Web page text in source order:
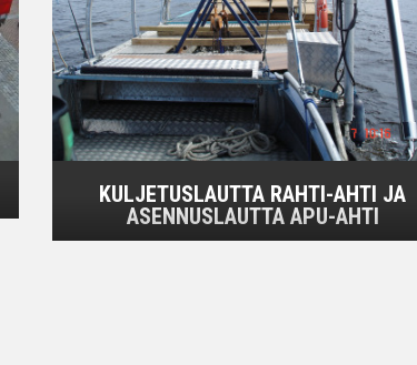
KULJETUSLAUTTA RAHTI-AHTI JA
ASENNUSLAUTTA APU-AHTI